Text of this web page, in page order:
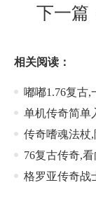
下一篇
相关阅读：
嘟嘟1.76复古
单机传奇简单
传奇嗜魂法杖
76复古传奇,
格罗亚传奇战